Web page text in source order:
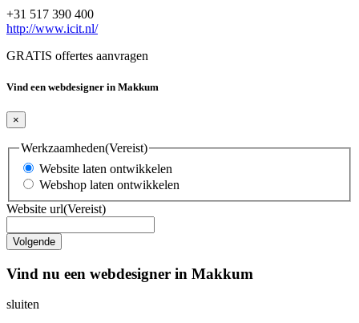
+31 517 390 400
http://www.icit.nl/
GRATIS offertes aanvragen
Vind een webdesigner in Makkum
×
Werkzaamheden(Vereist)
Website laten ontwikkelen
Webshop laten ontwikkelen
Website url(Vereist)
Vind nu een webdesigner in Makkum
sluiten